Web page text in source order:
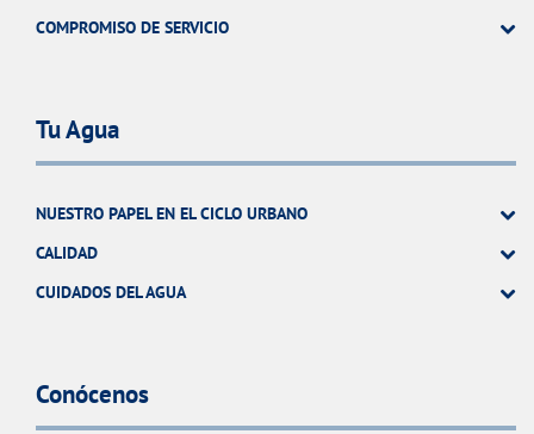
COMPROMISO DE SERVICIO
Tu Agua
NUESTRO PAPEL EN EL CICLO URBANO
CALIDAD
CUIDADOS DEL AGUA
Conócenos